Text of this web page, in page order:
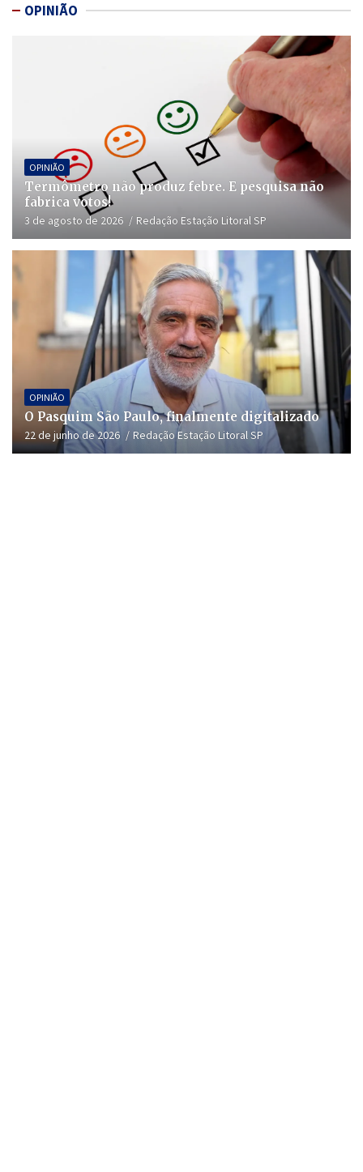
OPINIÃO
OPINIÃO
Termômetro não produz febre. E pesquisa não
fabrica votos!
3 de agosto de 2026 Redação Estação Litoral SP
OPINIÃO
O Pasquim São Paulo, finalmente digitalizado
22 de junho de 2026 Redação Estação Litoral SP